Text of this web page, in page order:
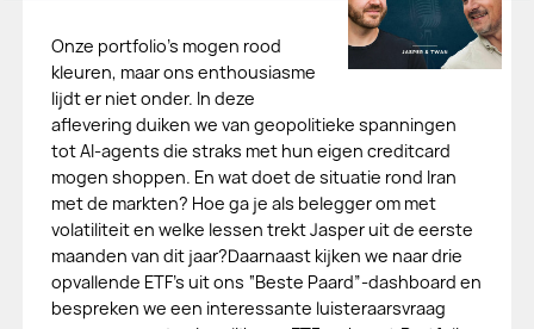
Onze portfolio’s mogen rood
kleuren, maar ons enthousiasme
lijdt er niet onder. In deze
aflevering duiken we van geopolitieke spanningen
tot AI-agents die straks met hun eigen creditcard
mogen shoppen. En wat doet de situatie rond Iran
met de markten? Hoe ga je als belegger om met
volatiliteit en welke lessen trekt Jasper uit de eerste
maanden van dit jaar?Daarnaast kijken we naar drie
opvallende ETF’s uit ons “Beste Paard”-dashboard en
bespreken we een interessante luisteraarsvraag